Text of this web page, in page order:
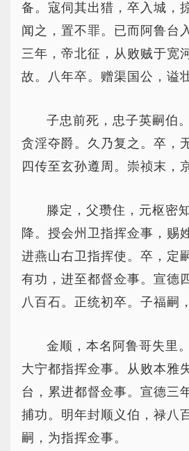
备。寇伺其出猎，卒入城，
闻之，置不罪。已而阿鲁台
三年，帝北征，从败贼于宽
故。八年卒。赠渠国公，谥
子忠前死，忠子英嗣伯
贪淫夺爵。久乃复之。卒，
四传至玄孙遵周。崇祯末，
滕定，父瓒住，元枢密
降。授会州卫指挥佥事，赐
进燕山右卫指挥使。卒，定
有功，进至都督佥事。宣德
八百石。正统初卒。子福嗣
金顺，本名阿鲁哥失里
大宁都指挥佥事。从败本雅
台，累进都督佥事。宣德三
捕功。明年封顺义伯，禄八
嗣，为指挥佥事。